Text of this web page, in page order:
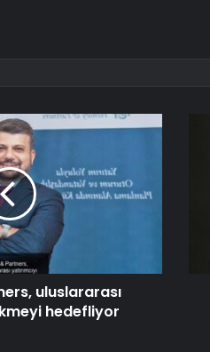
uluslararası
hedefliyor